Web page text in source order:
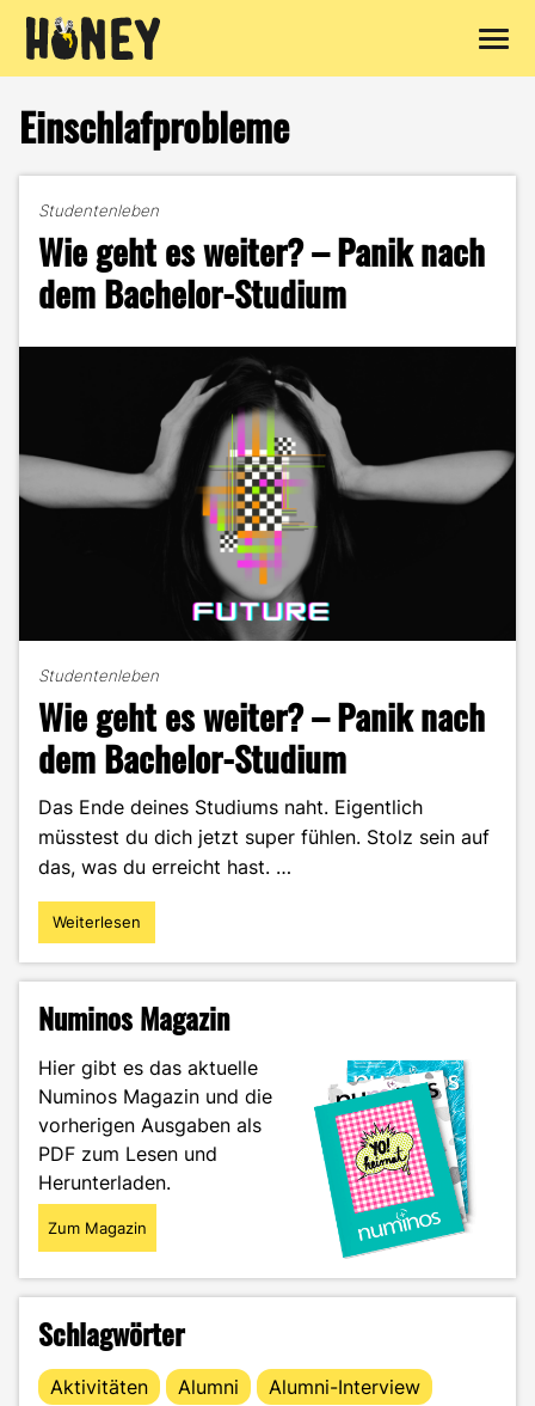
Inhalt
springen
Einschlafprobleme
Studentenleben
Wie geht es weiter? – Panik nach
dem Bachelor-Studium
Studentenleben
Wie geht es weiter? – Panik nach
dem Bachelor-Studium
Das Ende deines Studiums naht. Eigentlich
müsstest du dich jetzt super fühlen. Stolz sein auf
das, was du erreicht hast. …
"Wie
geht
–
nach
dem
Bachelor-
Studium"
Weiterlesen
Numinos Magazin
Hier gibt es das aktuelle
Numinos Magazin und die
vorherigen Ausgaben als
PDF zum Lesen und
Herunterladen.
Zum Magazin
Schlagwörter
Aktivitäten Alumni
Alumni-Interview